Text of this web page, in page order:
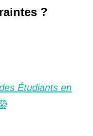
?
Étudiants en